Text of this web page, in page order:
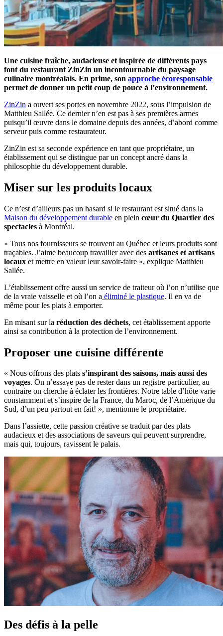
Une cuisine fraîche, audacieuse et inspirée de différents pays
font du restaurant ZinZin un incontournable du paysage
culinaire montréalais. En prime, son approche écoresponsable
permet de donner un petit coup de pouce à l’environnement.
ZinZin a ouvert ses portes en novembre 2022, sous l’impulsion de
Matthieu Sallée. Ce dernier n’en est pas à ses premières armes
puisqu’il œuvre dans le domaine depuis des années, d’abord comme
serveur puis comme restaurateur.
ZinZin est sa seconde expérience en tant que propriétaire, un
établissement qui se distingue par un concept ancré dans la
philosophie du développement durable.
Miser sur les produits locaux
Ce n’est d’ailleurs pas un hasard si le restaurant est situé dans la
Maison du développement durable en plein cœur du Quartier des
spectacles à Montréal.
« Tous nos fournisseurs se trouvent au Québec et leurs produits sont
traçables. J’aime beaucoup travailler avec des artisanes et artisans
locaux et mettre en valeur leur savoir-faire », explique Matthieu
Sallée.
L’établissement offre aussi un service de traiteur où l’on n’utilise que
de la vraie vaisselle et où l’on a éliminé le plastique. Il en va de
même pour les plats à emporter.
En misant sur la réduction des déchets, cet établissement apporte
ainsi sa contribution à la protection de l’environnement.
Proposer une cuisine différente
« Nous offrons des plats s’inspirant des saisons, mais aussi des
voyages. On n’essaye pas de rester dans un registre particulier, au
contraire on cherche à éclater les frontières. Notre table d’hôte varie
constamment et s’inspire de la France, du Maroc, de l’Amérique du
Sud, d’un peu partout en fait! », mentionne le propriétaire.
Dans l’assiette, cette passion créative se traduit par des plats
audacieux et des associations de saveurs qui peuvent surprendre,
mais qui, toujours, ravissent le palais.
Des défis à la pelle